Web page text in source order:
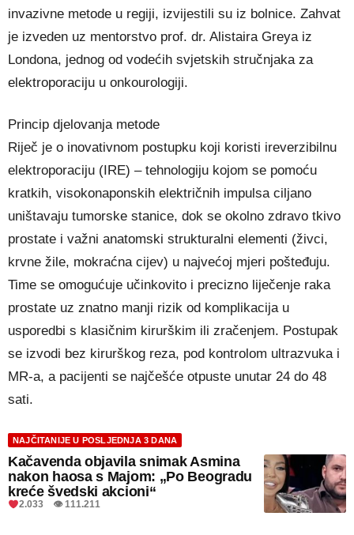
invazivne metode u regiji, izvijestili su iz bolnice. Zahvat
je izveden uz mentorstvo prof. dr. Alistaira Greya iz
Londona, jednog od vodećih svjetskih stručnjaka za
elektroporaciju u onkourologiji.
Princip djelovanja metode
Riječ je o inovativnom postupku koji koristi ireverzibilnu
elektroporaciju (IRE) – tehnologiju kojom se pomoću
kratkih, visokonaponskih električnih impulsa ciljano
uništavaju tumorske stanice, dok se okolno zdravo tkivo
prostate i važni anatomski strukturalni elementi (živci,
krvne žile, mokraćna cijev) u najvećoj mjeri pošteđuju.
Time se omogućuje učinkovito i precizno liječenje raka
prostate uz znatno manji rizik od komplikacija u
usporedbi s klasičnim kirurškim ili zračenjem. Postupak
se izvodi bez kirurškog reza, pod kontrolom ultrazvuka i
MR-a, a pacijenti se najčešće otpuste unutar 24 do 48
sati.
NAJČITANIJE U POSLJEDNJA 3 DANA
Kačavenda objavila snimak Asmina
nakon haosa s Majom: „Po Beogradu
kreće švedski akcioni“
2.033 👁 111.211